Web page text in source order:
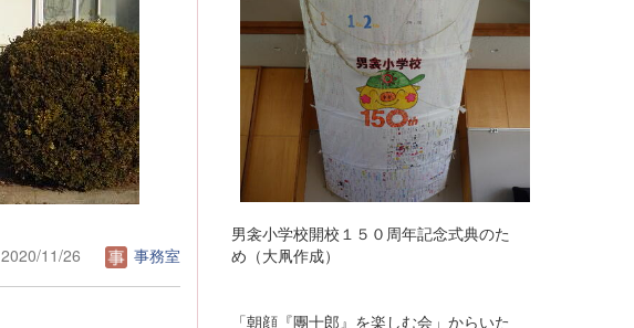
2020/11/26 事務室
男衾小学校開校１５０周年記念式典のた
め（大凧作成）
「朝顔『團十郎』を楽しむ会」からいた